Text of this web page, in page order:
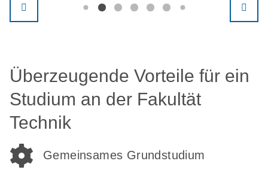
Überzeugende Vorteile für ein
Studium an der Fakultät
Technik
Gemeinsames Grundstudium